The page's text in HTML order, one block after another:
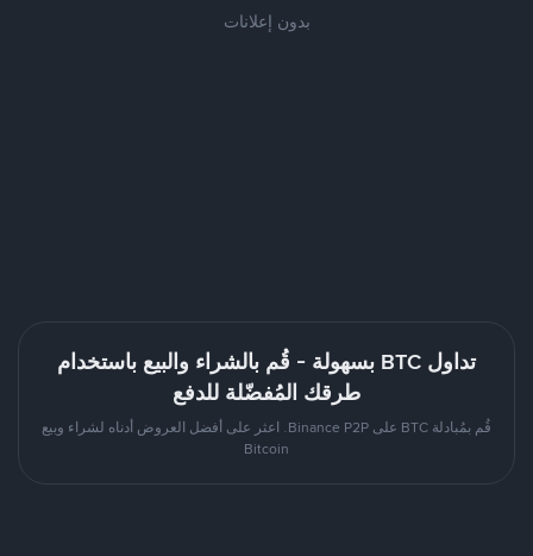
بدون إعلانات
تداول BTC بسهولة - قُم بالشراء والبيع باستخدام
طرقك المُفضّلة للدفع
قُم بمُبادلة BTC على Binance P2P. اعثر على أفضل العروض أدناه لشراء وبيع
Bitcoin